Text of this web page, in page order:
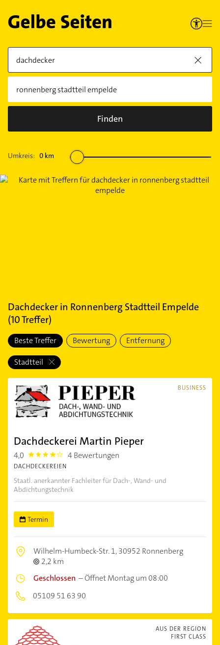
Finden
Umkreis: 0 km
Dachdeckerin Ronnenberg Stadtteil Empelde
(10Treffer)
Beste Treffer Bewertung Entfernung
Stadtteil
BUSINESS
Dachdeckerei Martin Pieper
4,0 4.0 4 Bewertungen
DACHDECKEREIEN
Staatl. anerkannter Fachleiter für Dach-, Wand- und
Abdichtungstechnik
Termin
Wilhelm-Humbeck-Str. 1,30952 Ronnenberg
2,2 km
Geschlossen –Öffnet Montag um 08:00
05109 51 63 90
AUS DER REGION
FIRST CLASS